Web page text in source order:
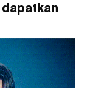
dapatkan